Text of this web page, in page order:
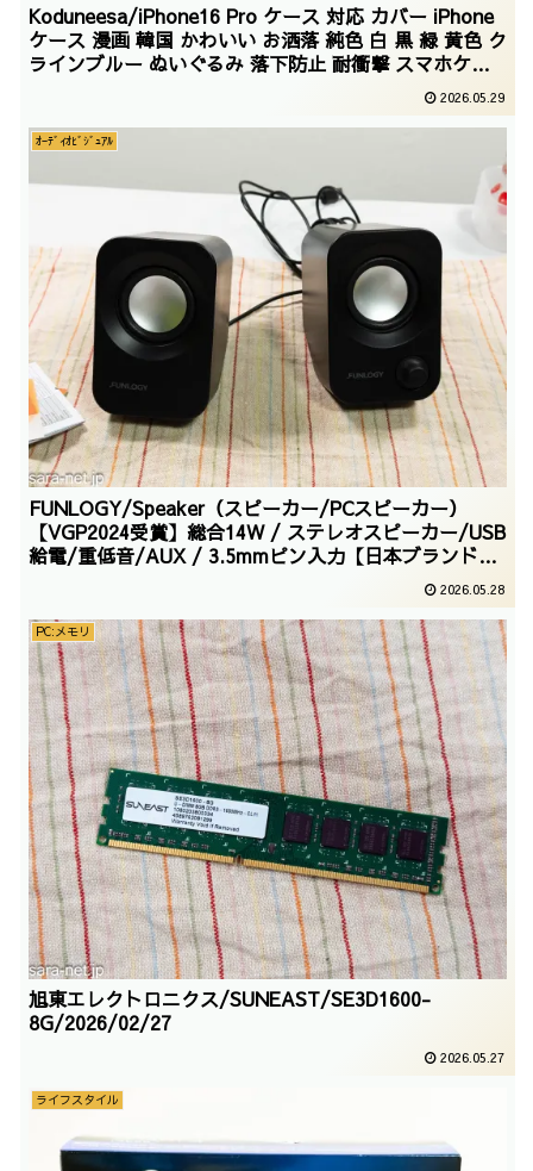
Koduneesa/iPhone16 Pro ケース 対応 カバー iPhone
ケース 漫画 韓国 かわいい お洒落 純色 白 黒 緑 黄色 ク
ラインブルー ぬいぐるみ 落下防止 耐衝撃 スマホケー
ス ハード ケース [ハイブリッド] ダウンジャケット ふ
かふか ファッション 保護カバー（iPhone 16 Pro ，#1
黄）/2026/02/27
2026.05.29
ｵｰﾃﾞｨｵﾋﾞｼﾞｭｱﾙ
FUNLOGY/Speaker（スピーカー/PCスピーカー）
【VGP2024受賞】総合14W / ステレオスピーカー/USB
給電/重低音/AUX / 3.5mmピン入力【日本ブランド】
2026.05.28
PC:メモリ
旭東エレクトロニクス/SUNEAST/SE3D1600-
8G/2026/02/27
2026.05.27
ライフスタイル